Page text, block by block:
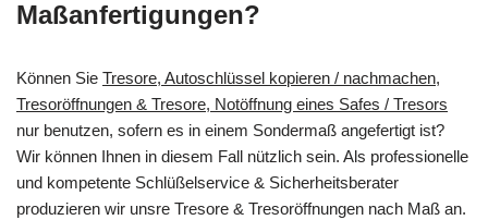
Maßanfertigungen?
Können Sie Tresore, Autoschlüssel kopieren / nachmachen,
Tresoröffnungen & Tresore, Notöffnung eines Safes / Tresors
nur benutzen, sofern es in einem Sondermaß angefertigt ist?
Wir können Ihnen in diesem Fall nützlich sein. Als professionelle
und kompetente Schlüßelservice & Sicherheitsberater
produzieren wir unsre Tresore & Tresoröffnungen nach Maß an.